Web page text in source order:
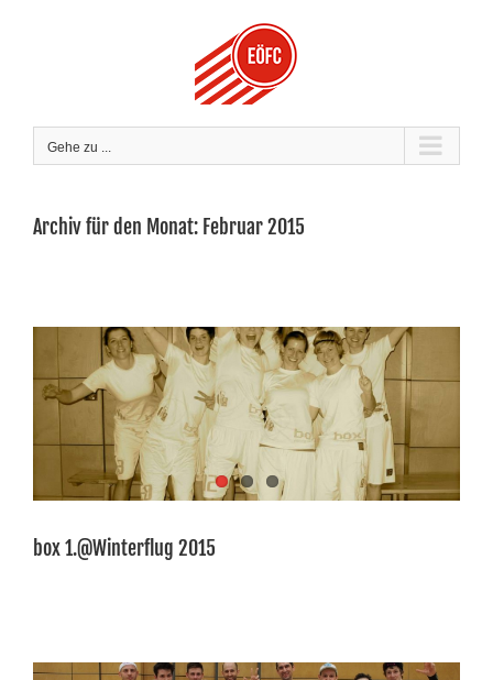
Gehe zu ...
Archiv für den Monat: Februar 2015
box 1.@Winterflug 2015